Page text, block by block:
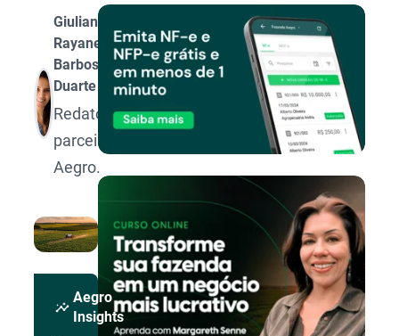
Giuliana
Rayane
Barbosa
Duarte
Redatora
parceira
Aegro.
insights
Aegro
Insights